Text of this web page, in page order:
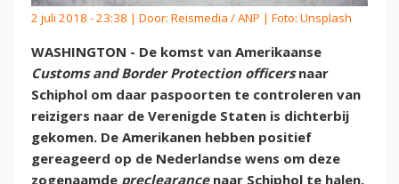
2 juli 2018 - 23:38 | Door: Reismedia / ANP | Foto: Unsplash
WASHINGTON - De komst van Amerikaanse
Customs and Border Protection officersnaar
Schiphol om daar paspoorten te controleren van
reizigers naar de Verenigde Staten is dichterbij
gekomen. De Amerikanen hebben positief
gereageerd op de Nederlandse wens om deze
zogenaamde preclearancenaar Schiphol te halen,